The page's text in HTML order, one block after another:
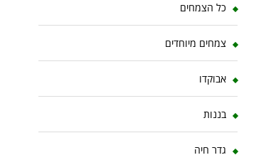
כל הצמחים
צמחים מיוחדים
אבוקדו
בננות
גדר חיה